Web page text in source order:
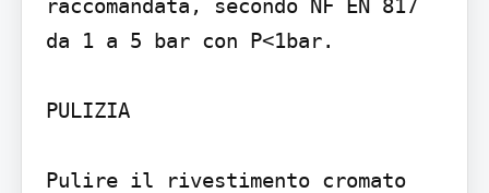
raccomandata, secondo NF EN 817
da 1 a 5 bar con P<1bar.
PULIZIA
Pulire il rivestimento cromato